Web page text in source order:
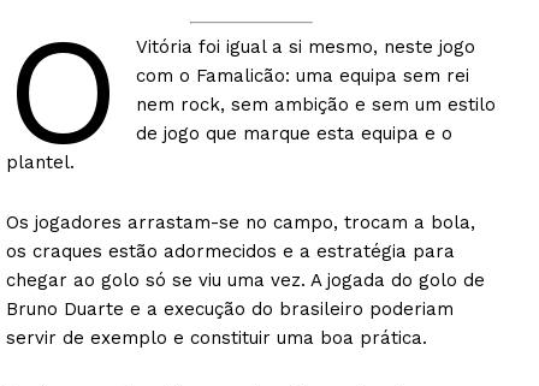
O
Vitória foi igual a si mesmo, neste jogo
com o Famalicão: uma equipa sem rei
nem rock, sem ambição e sem um estilo
de jogo que marque esta equipa e o
plantel.
Os jogadores arrastam-se no campo, trocam a bola,
os craques estão adormecidos e a estratégia para
chegar ao golo só se viu uma vez. A jogada do golo de
Bruno Duarte e a execução do brasileiro poderiam
servir de exemplo e constituir uma boa prática.